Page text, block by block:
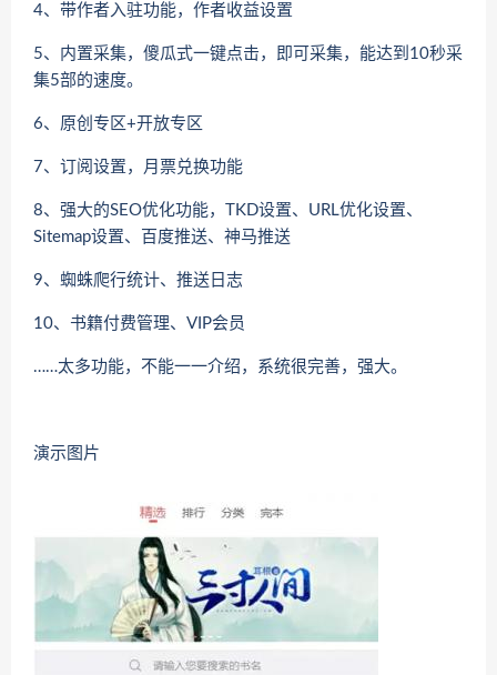
4、带作者入驻功能，作者收益设置
5、内置采集，傻瓜式一键点击，即可采集，能达到10秒采
集5部的速度。
6、原创专区+开放专区
7、订阅设置，月票兑换功能
8、强大的SEO优化功能，TKD设置、URL优化设置、
Sitemap设置、百度推送、神马推送
9、蜘蛛爬行统计、推送日志
10、书籍付费管理、VIP会员
……太多功能，不能一一介绍，系统很完善，强大。
演示图片